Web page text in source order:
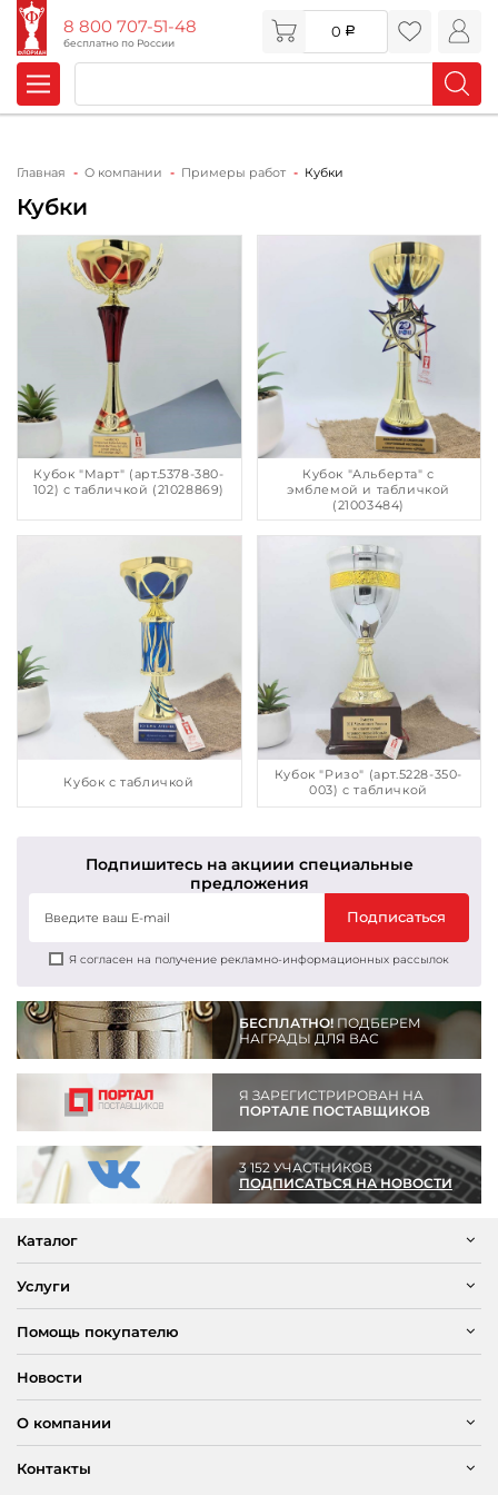
8 800 707-51-48
бесплатно по России
0
Главная О компании Примеры работ Кубки
Кубки
Кубок "Март" (арт.5378-380-
102) с табличкой (21028869)
Кубок "Альберта" с
эмблемой и табличкой
(21003484)
Кубок с табличкой
Кубок "Ризо" (арт.5228-350-
003) с табличкой
Подпишитесь на акциии специальные
предложения
Подписаться
Я согласен на получение рекламно-информационных рассылок
БЕСПЛАТНО!ПОДБЕРЕМ
НАГРАДЫ ДЛЯ ВАС
Я ЗАРЕГИСТРИРОВАН НА
ПОРТАЛЕ ПОСТАВЩИКОВ
3 152 УЧАСТНИКОВ
ПОДПИСАТЬСЯ НА НОВОСТИ
Каталог
Услуги
Помощь покупателю
Новости
О компании
Контакты